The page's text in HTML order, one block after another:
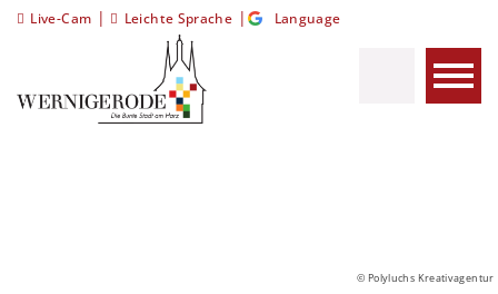
Live-Cam | Leichte Sprache | Language
© Polyluchs Kreativagentur